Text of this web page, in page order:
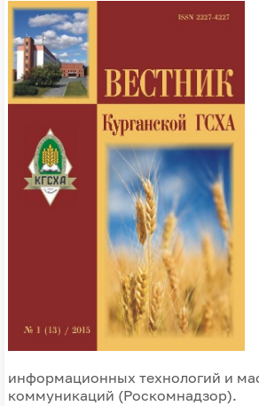
информационных технологий и
коммуникаций (Роскомнадзор).